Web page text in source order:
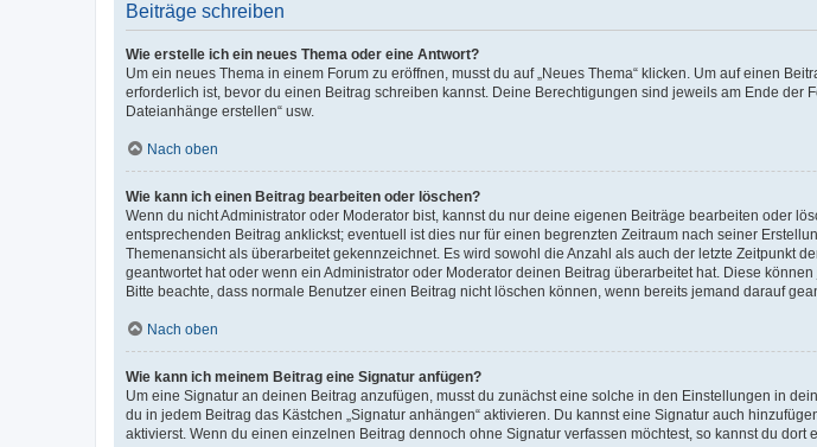
Beiträge schreiben
Wie erstelle ich ein neues Thema oder eine Antwort?
Um ein neues Thema in einem Forum zu eröffnen, musst du auf „Neues Thema“ klicken. Um auf einen
erforderlich ist, bevor du einen Beitrag schreiben kannst. Deine Berechtigungen sind jeweils am Ende der
Dateianhänge erstellen“ usw.
Nach oben
Wie kann ich einen Beitrag bearbeiten oder löschen?
Wenn du nicht Administrator oder Moderator bist, kannst du nur deine eigenen Beiträge bearbeiten oder
entsprechenden Beitrag anklickst; eventuell ist dies nur für einen begrenzten Zeitraum nach seiner
Themenansicht als überarbeitet gekennzeichnet. Es wird sowohl die Anzahl als auch der letzte Zeitpunkt
geantwortet hat oder wenn ein Administrator oder Moderator deinen Beitrag überarbeitet hat. Diese
Bitte beachte, dass normale Benutzer einen Beitrag nicht löschen können, wenn bereits jemand darauf
Nach oben
Wie kann ich meinem Beitrag eine Signatur anfügen?
Um eine Signatur an deinen Beitrag anzufügen, musst du zunächst eine solche in den Einstellungen in
du in jedem Beitrag das Kästchen „Signatur anhängen“ aktivieren. Du kannst eine Signatur auch
aktivierst. Wenn du einen einzelnen Beitrag dennoch ohne Signatur verfassen möchtest, so kannst du